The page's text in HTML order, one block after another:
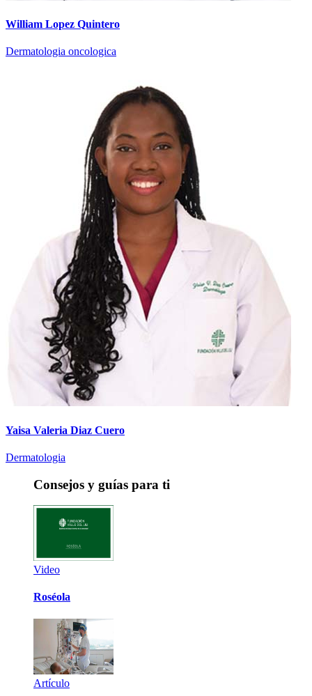
William Lopez Quintero
Dermatologia oncologica
Yaisa Valeria Diaz Cuero
Dermatologia
Consejos y guías para ti
Video
Roséola
Artículo